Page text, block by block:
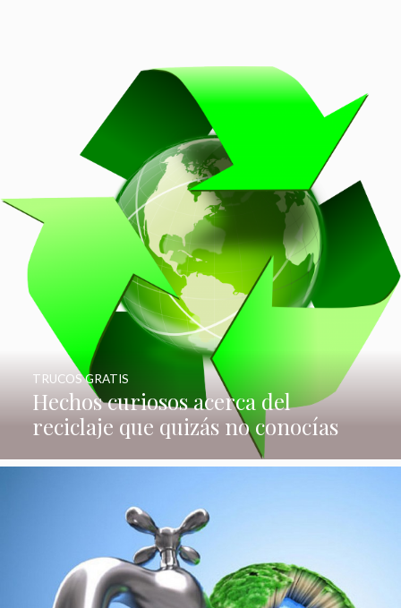
Hechos curiosos acerca del
reciclaje que quizás no conocías
TRUCOS GRATIS